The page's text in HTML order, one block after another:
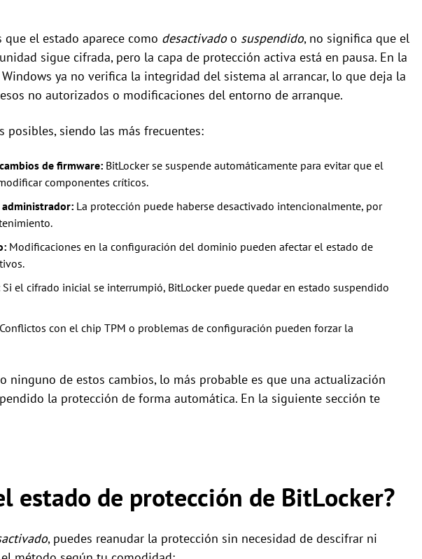
que el estado aparece como desactivadoo suspendido, no significa que el
sigue cifrada, pero la capa de protección activa está en pausa. En la
ya no verifica la integridad del sistema al arrancar, lo que deja la
no autorizados o modificaciones del entorno de arranque.
posibles, siendo las más frecuentes:
de firmware: BitLocker se suspende automáticamente para evitar que el
componentes críticos.
La protección puede haberse desactivado intencionalmente, por
Modificaciones en la configuración del dominio pueden afectar el estado de
Si el cifrado inicial se interrumpió, BitLocker puede quedar en estado suspendido
Conflictos con el chip TPM o problemas de configuración pueden forzar la
ninguno de estos cambios, lo más probable es que una actualización
la protección de forma automática. En la siguiente sección te
estado de protección de BitLocker?
, puedes reanudar la protección sin necesidad de descifrar ni